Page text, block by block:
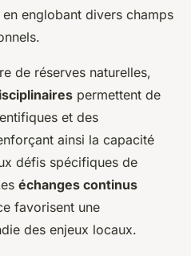
en englobant divers champs
de réserves naturelles,
permettent de
et des
ainsi la capacité
défis spécifiques de
échanges continus
favorisent une
des enjeux locaux.